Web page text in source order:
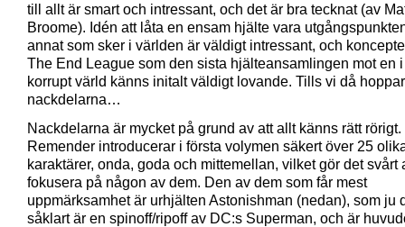
till allt är smart och intressant, och det är bra tecknat (av
Broome). Idén att låta en ensam hjälte vara
annat som sker i världen är väldigt intressant, och
The End League som den sista hjälteansamlingen mot en
korrupt värld känns initalt väldigt lovande. Tills vi då
nackdelarna…
Nackdelarna är mycket på grund av att allt känns rätt
Remender introducerar i första volymen säkert över 25
karaktärer, onda, goda och mittemellan, vilket gör det svårt
fokusera på någon av dem. Den av dem som får mest
uppmärksamhet är urhjälten Astonishman (nedan), som ju
såklart är en spinoff/ripoff av DC:s Superman, och är